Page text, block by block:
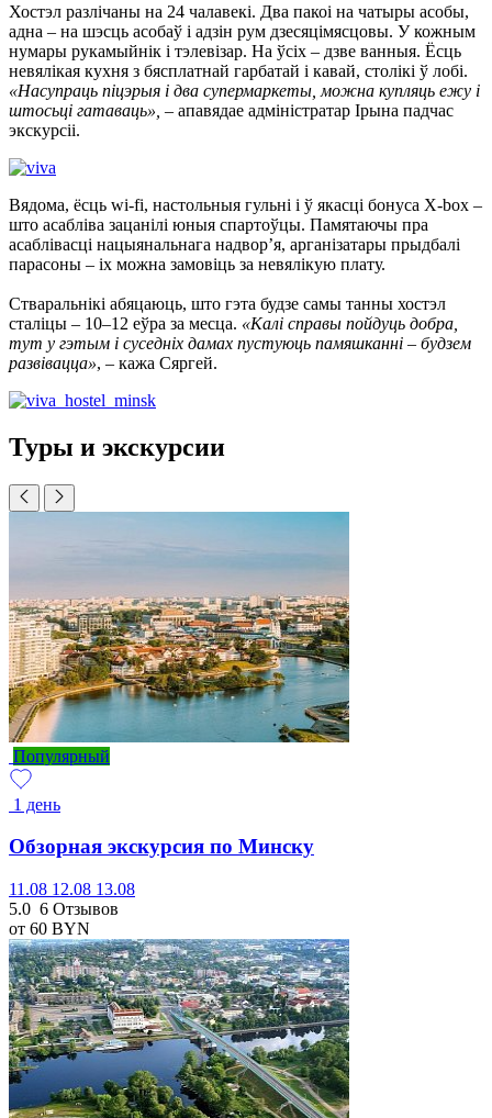
Хостэл разлічаны на 24 чалавекі. Два пакоі на чатыры асобы,
адна – на шэсць асобаў і адзін рум дзесяцімясцовы. У кожным
нумары рукамыйнік і тэлевізар. На ўсіх – дзве ванныя. Ёсць
невялікая кухня з бясплатнай гарбатай і кавай, столікі ў лобі.
«Насупраць піцэрыя і два супермаркеты, можна купляць ежу і
штосьці гатаваць», – апавядае адміністратар Ірына падчас
экскурсіі.
Вядома, ёсць wi-fi, настольныя гульні і ў якасці бонуса X-box –
што асабліва зацанілі юныя спартоўцы. Памятаючы пра
асаблівасці нацыянальнага надвор’я, арганізатары прыдбалі
парасоны – іх можна замовіць за невялікую плату.
Стваральнікі абяцаюць, што гэта будзе самы танны хостэл
сталіцы – 10–12 еўра за месца. «Калі справы пойдуць добра,
тут у гэтым і суседніх дамах пустуюць памяшканні – будзем
развівацца», – кажа Сяргей.
Туры и экскурсии
Популярный
1 день
Обзорная экскурсия по Минску
11.08 12.08 13.08
5.0 6 Отзывов
от 60 BYN